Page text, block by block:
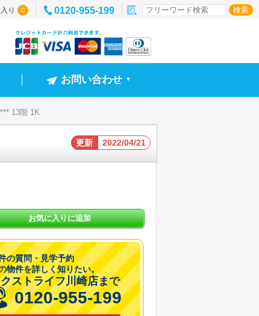
り 0 0120-955-199
お問い合わせ ▼
13階 1K
更新 2022/04/21
お気に入りに追加
の質問・見学予約
物件を詳しく知りたい。
ストライフ川崎店まで
0120-955-199